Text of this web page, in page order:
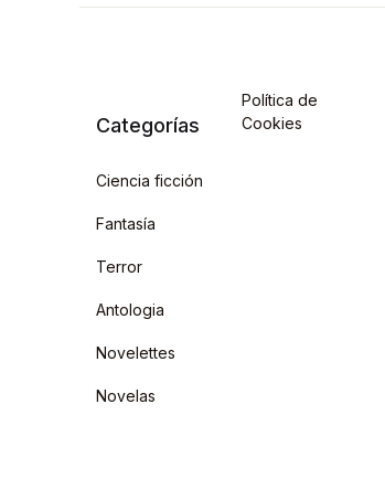
Categorías
Ciencia ficción
Fantasía
Terror
Antologia
Novelettes
Novelas
Política de
Cookies